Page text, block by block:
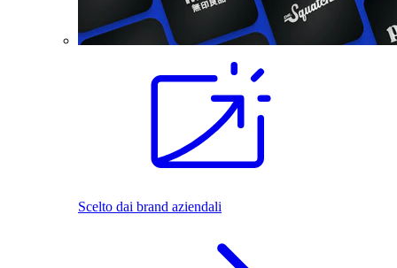
Scelto dai brand aziendali